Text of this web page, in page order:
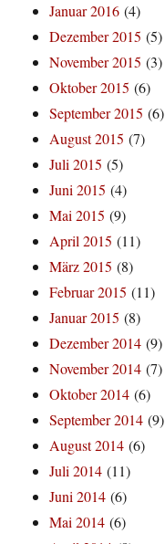
Januar 2016 (4)
Dezember 2015 (5)
November 2015 (3)
Oktober 2015 (6)
September 2015 (6)
August 2015 (7)
Juli 2015 (5)
Juni 2015 (4)
Mai 2015 (9)
April 2015 (11)
März 2015 (8)
Februar 2015 (11)
Januar 2015 (8)
Dezember 2014 (9)
November 2014 (7)
Oktober 2014 (6)
September 2014 (9)
August 2014 (6)
Juli 2014 (11)
Juni 2014 (6)
Mai 2014 (6)